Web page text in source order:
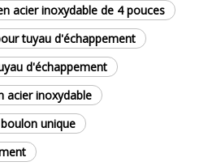
acier inoxydable de 4 pouces
tuyau d'échappement
d'échappement
acier inoxydable
unique